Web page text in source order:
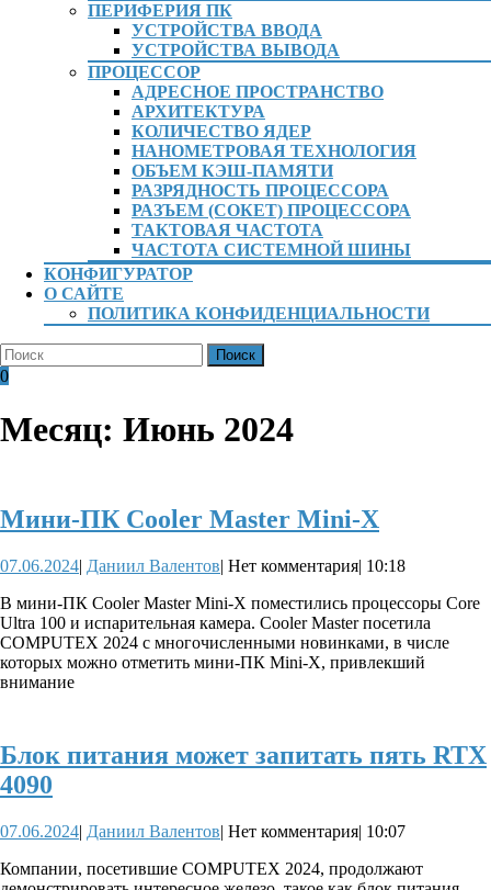
ПЕРИФЕРИЯ ПК
УСТРОЙСТВА ВВОДА
УСТРОЙСТВА ВЫВОДА
ПРОЦЕССОР
АДРЕСНОЕ ПРОСТРАНСТВО
АРХИТЕКТУРА
КОЛИЧЕСТВО ЯДЕР
НАНОМЕТРОВАЯ ТЕХНОЛОГИЯ
ОБЪЕМ КЭШ-ПАМЯТИ
РАЗРЯДНОСТЬ ПРОЦЕССОРА
РАЗЪЕМ (СОКЕТ) ПРОЦЕССОРА
ТАКТОВАЯ ЧАСТОТА
ЧАСТОТА СИСТЕМНОЙ ШИНЫ
КОНФИГУРАТОР
О САЙТЕ
ПОЛИТИКА КОНФИДЕНЦИАЛЬНОСТИ
КНОПКА
ЗАКРЫТЬ
Найти:
Вход
Регистрация
Корзина
0
Месяц: Июнь 2024
Мини-ПК Cooler Master Mini-XМини-
Cooler
Master
Mini-
X
07.06.202407.06.2024
| Даниил ВалентовДаниил
| Нет комментария| 10:18
В мини-ПК Cooler Master Mini-X поместились процессоры Core
Ultra 100 и испарительная камера. Cooler Master посетила
COMPUTEX 2024 с многочисленными новинками, в числе
которых можно отметить мини-ПК Mini-X, привлекший
внимание
Блок питания может запитать пять RTX
4090
может
запитать
07.06.202407.06.2024
| Даниил ВалентовДаниил
| Нет комментария| 10:07
Компании, посетившие COMPUTEX 2024, продолжают